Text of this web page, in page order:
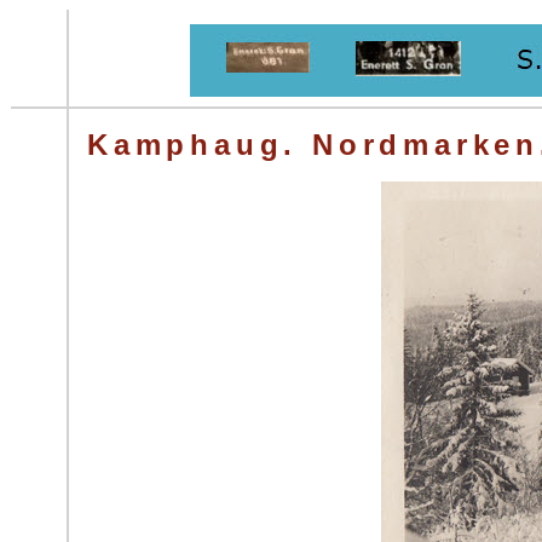
Kamphaug.